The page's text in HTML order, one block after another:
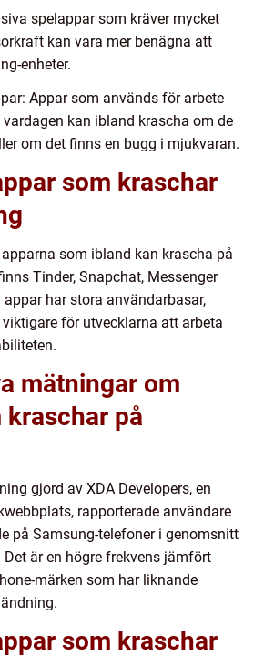
spelappar som kräver mycket
kan vara mer benägna att
enheter.
Appar som används för arbete
kan ibland krascha om de
om det finns en bugg i mjukvaran.
som kraschar
som ibland kan krascha på
Tinder, Snapchat, Messenger
har stora användarbasar,
för utvecklarna att arbeta
mätningar om
kraschar på
gjord av XDA Developers, en
rapporterade användare
på Samsung-telefoner i genomsnitt
Det är en högre frekvens jämfört
märken som har liknande
som kraschar